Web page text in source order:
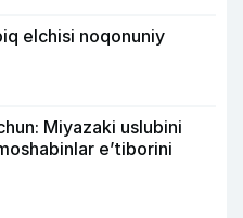
elchisi noqonuniy
Miyazaki uslubini
e’tiborini